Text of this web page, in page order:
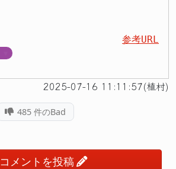
参考URL
2025-07-16 11:11:57(植村)
485 件のBad
コメントを投稿